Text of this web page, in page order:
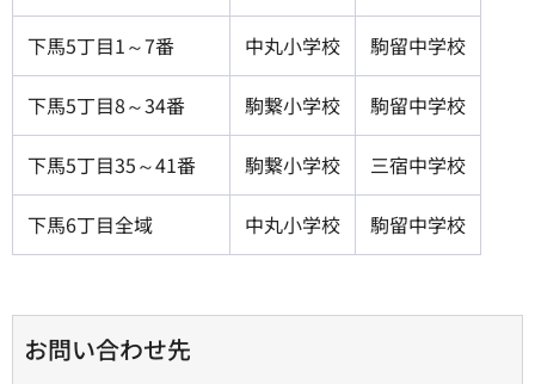
下馬5丁目1～7番 中丸小学校 駒留中学校
下馬5丁目8～34番 駒繋小学校 駒留中学校
下馬5丁目35～41番 駒繋小学校 三宿中学校
下馬6丁目全域 中丸小学校 駒留中学校
お問い合わせ先